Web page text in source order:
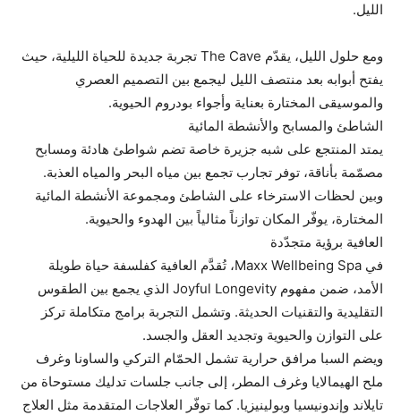
الليل.
ومع حلول الليل، يقدّم The Cave تجربة جديدة للحياة الليلية، حيث
يفتح أبوابه بعد منتصف الليل ليجمع بين التصميم العصري
والموسيقى المختارة بعناية وأجواء بودروم الحيوية.
الشاطئ والمسابح والأنشطة المائية
يمتد المنتجع على شبه جزيرة خاصة تضم شواطئ هادئة ومسابح
مصمّمة بأناقة، توفر تجارب تجمع بين مياه البحر والمياه العذبة.
وبين لحظات الاسترخاء على الشاطئ ومجموعة الأنشطة المائية
المختارة، يوفّر المكان توازناً مثالياً بين الهدوء والحيوية.
العافية برؤية متجدّدة
في Maxx Wellbeing Spa، تُقدَّم العافية كفلسفة حياة طويلة
الأمد، ضمن مفهوم Joyful Longevity الذي يجمع بين الطقوس
التقليدية والتقنيات الحديثة. وتشمل التجربة برامج متكاملة تركز
على التوازن والحيوية وتجديد العقل والجسد.
ويضم السبا مرافق حرارية تشمل الحمّام التركي والساونا وغرف
ملح الهيمالايا وغرف المطر، إلى جانب جلسات تدليك مستوحاة من
تايلاند وإندونيسيا وبولينيزيا. كما توفّر العلاجات المتقدمة مثل العلاج